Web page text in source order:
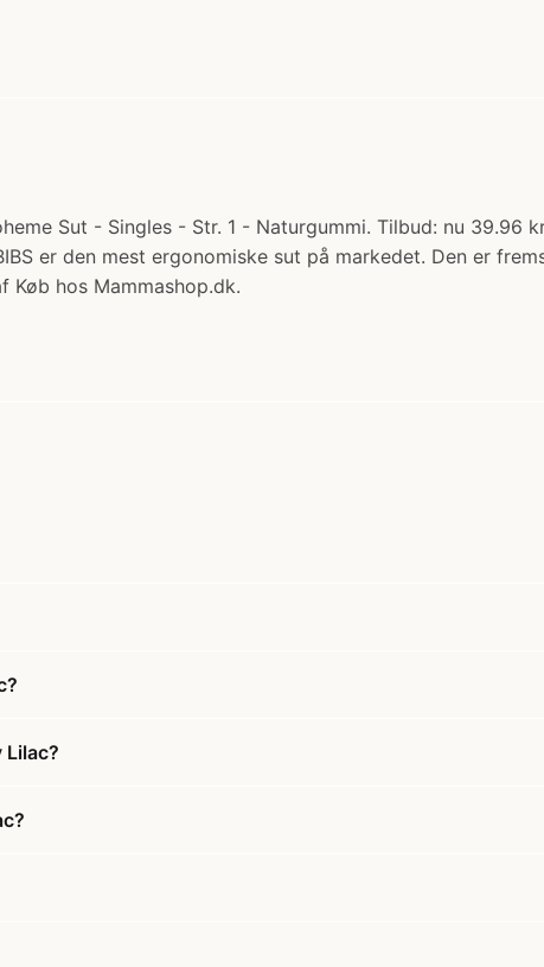
Sut - Singles - Str. 1 - Naturgummi. Tilbud: nu 39.96
er den mest ergonomiske sut på markedet. Den er
hos Mammashop.dk.
Lilac?